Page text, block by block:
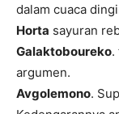
dalam cuaca
Horta sayuran
Galaktoboureko.
argumen.
Avgolemono.